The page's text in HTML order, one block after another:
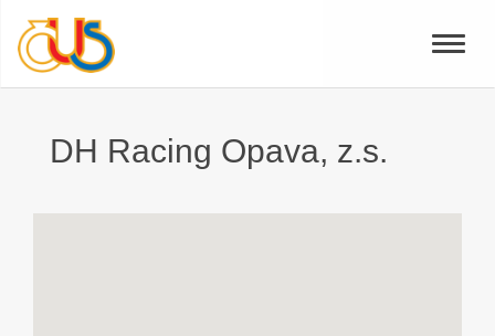
Toggle
DH Racing Opava, z.s.